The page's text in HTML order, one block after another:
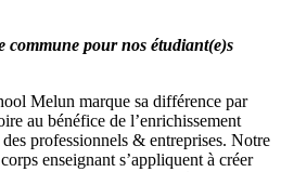
pour nos étudiant(e)s
Melun marque sa différence par
au bénéfice de l’enrichissement
professionnels & entreprises. Notre
enseignant s’appliquent à créer